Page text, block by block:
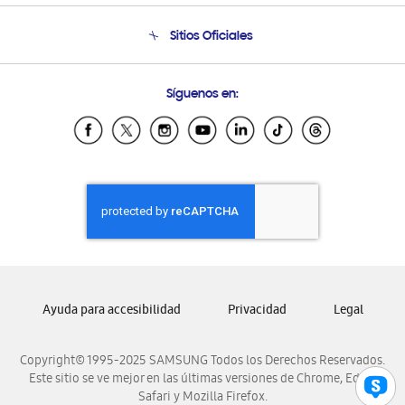
Soporte vía eMail
Sitios Oficiales
Samsung Ecuador
Samsung El Salvador
Samsung Honduras
Samsung Nicaragua
Samsung Panamá
Samsung Venezuela
Síguenos en:
Copyright© 1995-2025 SAMSUNG Todos los Derechos Reservados.
Este sitio se ve mejor en las últimas versiones de Chrome, Edge,
Safari y Mozilla Firefox.
Ayuda para accesibilidad Privacidad Legal